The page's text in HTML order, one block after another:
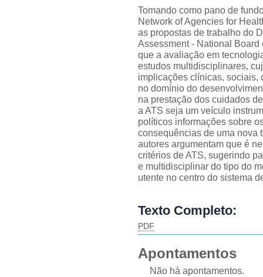
Tomando como pano de
Network of Agencies for
as propostas de trabalho do
Assessment - National
que a avaliação em
estudos multidisciplinares,
implicações clínicas, sociais,
no domínio do
na prestação dos cuidados
a ATS seja um veículo
políticos informações sobre
consequências de uma nova
autores argumentam que é
critérios de ATS, sugerindo
e multidisciplinar do tipo do
utente no centro do sistema
Texto Completo:
PDF
Apontamentos
Não há apontamentos.